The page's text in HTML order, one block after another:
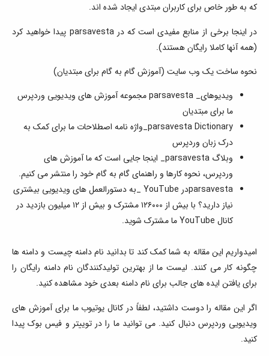
که به طور خاص برای کاربران مبتدی ایجاد شده اند.
در اینجا برخی از منابع مفیدی است که در parsavesta پیدا خواهید کرد
(همه آنها کاملا رایگان هستند).
نحوه ساخت یک وب سایت (آموزش گام به گام برای مبتدیان)
ویدیوهای_ parsavesta مجموعه آموزش های ویدیویی وردپرس
ما برای مبتدیان
parsavesta Dictionary_واژه نامه اصطلاحات ما برای کمک به
درک زبان وردپرس
وبلاگ parsavesta_ اینجا جایی است که ما آموزش های
وردپرس، نحوه کارها و راهنمای گام به گام خود را منتشر می کنیم.
parsavestaدر YouTube _به دستورالعمل های ویدیویی بیشتری
نیاز دارید؟ با بیش از ۱۲۶۰۰۰ مشترک و بیش از ۱۲ میلیون بازدید در
کانال YouTube ما مشترک شوید.
امیدواریم این مقاله به شما کمک کند تا بدانید نام دامنه چیست و دامنه ها
چگونه کار می کنند. لیست ما از بهترین تولیدکنندگان نام دامنه رایگان را
برای یافتن ایده های جالب برای نام دامنه بعدی خود مشاهده کنید.
اگر این مقاله را دوست داشتید، لطفاً در کانال یوتیوب ما برای آموزش های
ویدیویی وردپرس دنبال کنید. می توانید ما را در توییتر و فیس بوک پیدا
کنید.